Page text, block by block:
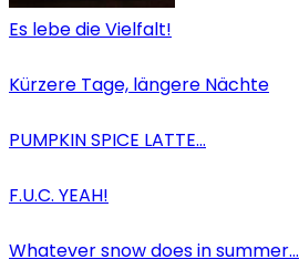
Es lebe die Vielfalt!
Kürzere Tage, längere Nächte
PUMPKIN SPICE LATTE…
F.U.C. YEAH!
Whatever snow does in summer…